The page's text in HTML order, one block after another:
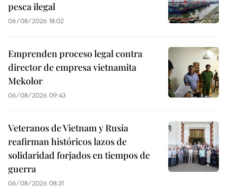
pesca ilegal
06/08/2026 18:02
Emprenden proceso legal contra
director de empresa vietnamita
Mekolor
06/08/2026 09:43
Veteranos de Vietnam y Rusia
reafirman históricos lazos de
solidaridad forjados en tiempos de
guerra
06/08/2026 08:31